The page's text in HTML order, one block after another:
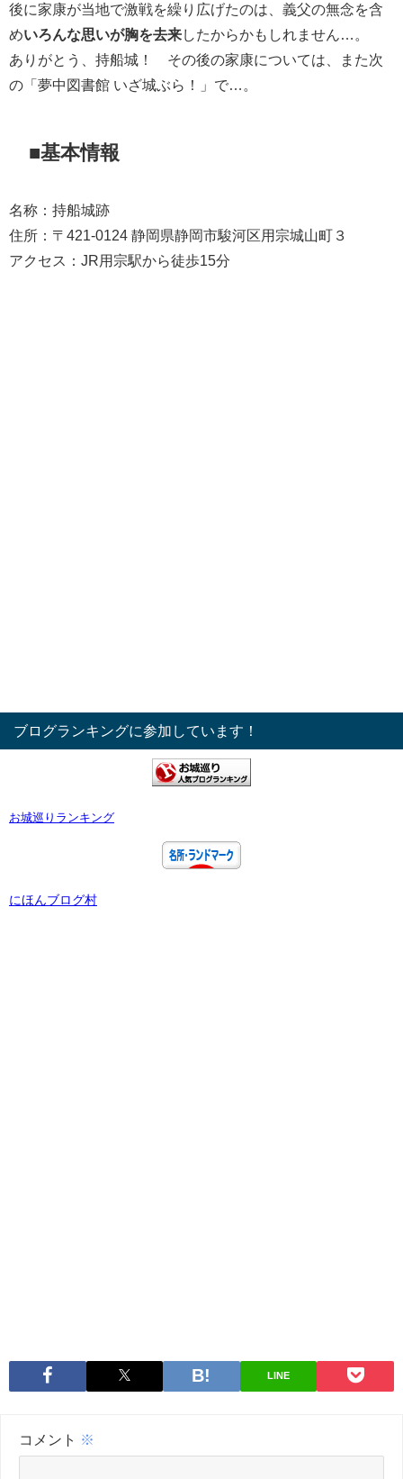
後に家康が当地で激戦を繰り広げたのは、義父の無念を含
めいろんな思いが胸を去来したからかもしれません…。
ありがとう、持船城！ その後の家康については、また次
の「夢中図書館 いざ城ぶら！」で…。
■基本情報
名称：持船城跡
住所：〒421-0124 静岡県静岡市駿河区用宗城山町３
アクセス：JR用宗駅から徒歩15分
ブログランキングに参加しています！
お城巡りランキング
にほんブログ村
LINE
コメント ※